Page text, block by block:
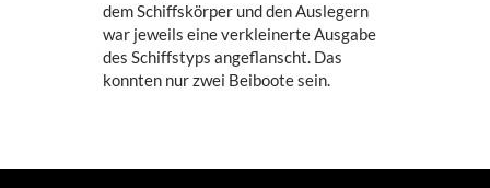
dem Schiffskörper und den Auslegern
war jeweils eine verkleinerte Ausgabe
des Schiffstyps angeflanscht. Das
konnten nur zwei Beiboote sein.